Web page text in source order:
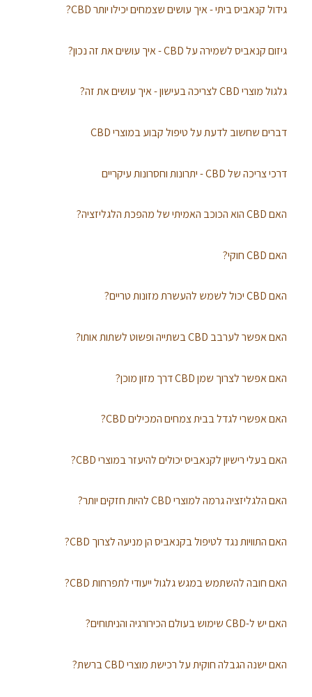
גידול קנאביס ביתי - איך עושים שצמחים יכילו יותר CBD?
גיזום קנאביס לשמירה על CBD - איך עושים את זה נכון?
גלגול מוצרי CBD לצריכה בעישון - איך עושים את זה?
דברים שחשוב לדעת על טיפול קבוע במוצרי CBD
דרכי צריכה של CBD - יתרונות וחסרונות עיקריים
האם CBD הוא הכוכב האמיתי של מהפכת הלגליזציה?
האם CBD חוקי?
האם CBD יכול לשמש להעשרת מזונות טריים?
האם אפשר לערבב CBD בשתייה ופשוט לשתות אותו?
האם אפשר לצרוך שמן CBD דרך מזון מוכן?
האם אפשרי לגדל בבית צמחים המכילים CBD?
האם בעלי רישיון לקנאביס יכולים להיעזר במוצרי CBD?
האם הלגליזציה גרמה למוצרי CBD להיות חזקים יותר?
האם התוויות נגד לטיפול בקנאביס הן מניעה לצרוך CBD?
האם חובה להשתמש במגש גלגול ייעודי לתפרחות CBD?
האם יש ל-CBD שימוש בעולם הכירורגיה והניתוחים?
האם ישנה הגבלה חוקית על רכישת מוצרי CBD ברשת?